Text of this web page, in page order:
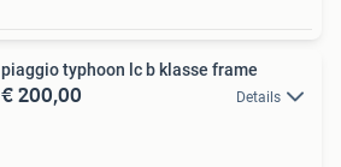
piaggio typhoon lc b klasse frame
€ 200,00 Details